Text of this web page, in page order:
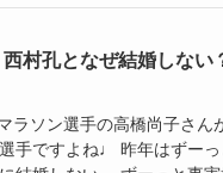
村孔となぜ結婚しない
ラソン選手の高橋尚子さん
手ですよね♩ 昨年はずー